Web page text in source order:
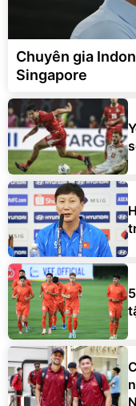
Chuyên gia
Singapore